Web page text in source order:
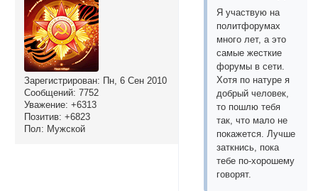
Зарегистрирован: Пн, 6 Сен 2010
Сообщений: 7752
Уважение: +6313
Позитив: +6823
Пол: Мужской
Я участвую на
политфорумах
много лет, а это
самые жесткие
форумы в сети.
Хотя по натуре я
добрый человек,
то пошлю тебя
так, что мало не
покажется. Лучше
заткнись, пока
тебе по-хорошему
говорят.